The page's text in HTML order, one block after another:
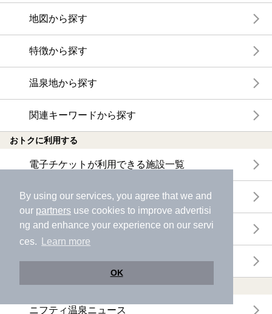
By using our services, you agree that we and
our partners use cookies to improve advertisi
ng and enhance your experience on our servi
ces.
Learn more
OK
地図から探す
特徴から探す
温泉地から探す
関連キーワードから探す
おトクに利用する
電子チケットが利用できる施設一覧
クーポンが利用できる施設一覧
おすすめ電子チケット・クーポン一覧
今月の新着電子チケット・クーポン一覧
特集・ニュース
ニフティ温泉ニュース